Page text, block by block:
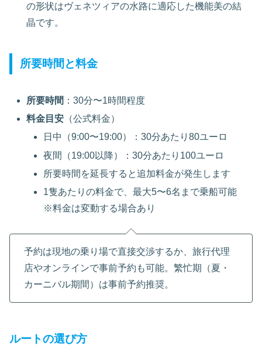
の形状はヴェネツィアの水路に適応した機能美の結
晶です。
所要時間と料金
所要時間 ：30分〜1時間程度
料金目安 （公式料金）
日中（9:00〜19:00）：30分あたり80ユーロ
夜間（19:00以降）：30分あたり100ユーロ
所要時間を延長すると追加料金が発生します
1隻あたりの料金で、最大5〜6名まで乗船可能
※料金は変動する場合あり
予約は現地の乗り場で直接交渉するか、旅行代理
店やオンラインで事前予約も可能。繁忙期（夏・
カーニバル期間）は事前予約推奨。
ルートの選び方